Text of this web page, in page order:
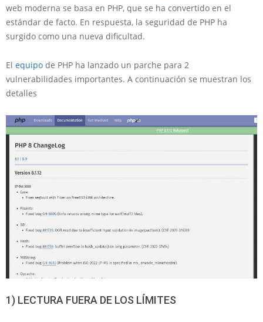
web moderna se basa en PHP, que se ha convertido en el
estándar de facto. En respuesta, la seguridad de PHP ha
surgido como una nueva dificultad.
El equipo de PHP ha lanzado un parche para 2
vulnerabilidades importantes. A continuación se muestran los
detalles
1) LECTURA FUERA DE LOS LÍMITES